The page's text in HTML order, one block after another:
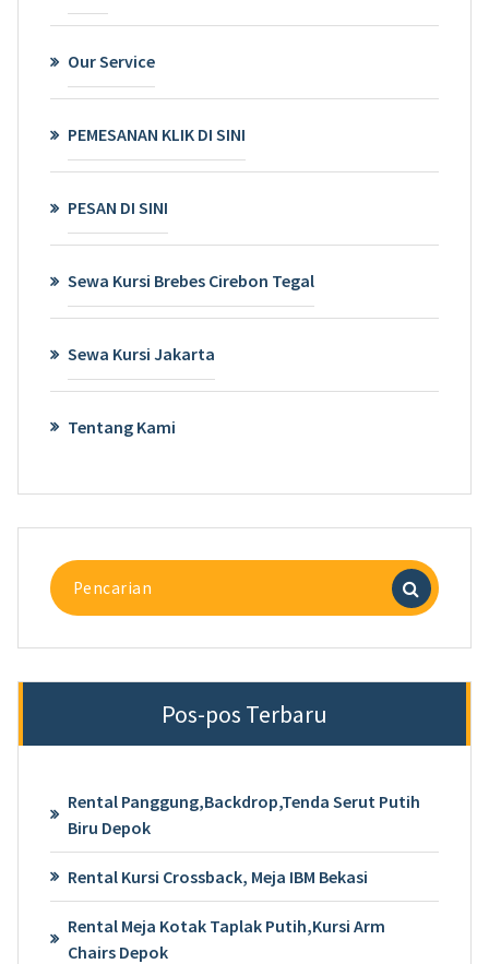
Our Service
PEMESANAN KLIK DI SINI
PESAN DI SINI
Sewa Kursi Brebes Cirebon Tegal
Sewa Kursi Jakarta
Tentang Kami
Pencarian
untuk:
Pos-pos Terbaru
Rental Panggung,Backdrop,Tenda Serut Putih
Biru Depok
Rental Kursi Crossback, Meja IBM Bekasi
Rental Meja Kotak Taplak Putih,Kursi Arm
Chairs Depok